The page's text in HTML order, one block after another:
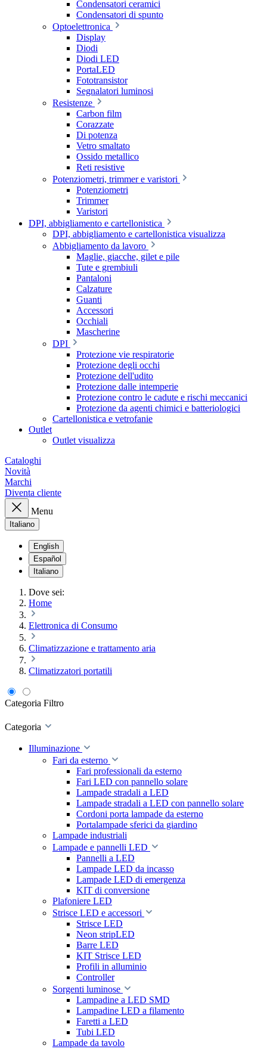
Condensatori ceramici
Condensatori di spunto
Optoelettronica
Display
Diodi
Diodi LED
PortaLED
Fototransistor
Segnalatori luminosi
Resistenze
Carbon film
Corazzate
Di potenza
Vetro smaltato
Ossido metallico
Reti resistive
Potenziometri, trimmer e varistori
Potenziometri
Trimmer
Varistori
DPI, abbigliamento e cartellonistica
DPI, abbigliamento e cartellonistica visualizza
Abbigliamento da lavoro
Maglie, giacche, gilet e pile
Tute e grembiuli
Pantaloni
Calzature
Guanti
Accessori
Occhiali
Mascherine
DPI
Protezione vie respiratorie
Protezione degli occhi
Protezione dell'udito
Protezione dalle intemperie
Protezione contro le cadute e rischi meccanici
Protezione da agenti chimici e batteriologici
Cartellonistica e vetrofanie
Outlet
Outlet visualizza
Cataloghi
Novità
Marchi
Diventa cliente
Menu
Italiano
English
Español
Italiano
Dove sei:
Home
Elettronica di Consumo
Climatizzazione e trattamento aria
Climatizzatori portatili
Categoria Filtro
Categoria
Illuminazione
Fari da esterno
Fari professionali da esterno
Fari LED con pannello solare
Lampade stradali a LED
Lampade stradali a LED con pannello solare
Cordoni porta lampade da esterno
Portalampade sferici da giardino
Lampade industriali
Lampade e pannelli LED
Pannelli a LED
Lampade LED da incasso
Lampade LED di emergenza
KIT di conversione
Plafoniere LED
Strisce LED e accessori
Strisce LED
Neon stripLED
Barre LED
KIT Strisce LED
Profili in alluminio
Controller
Sorgenti luminose
Lampadine a LED SMD
Lampadine LED a filamento
Faretti a LED
Tubi LED
Lampade da tavolo